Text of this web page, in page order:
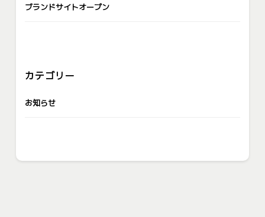
ブランドサイトオープン
カテゴリー
お知らせ